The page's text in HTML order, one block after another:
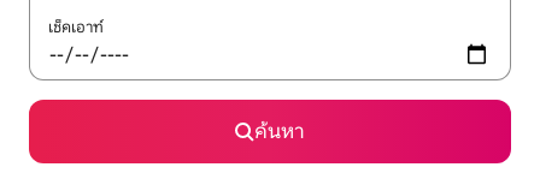
เช็คเอาท์
ค้นหา